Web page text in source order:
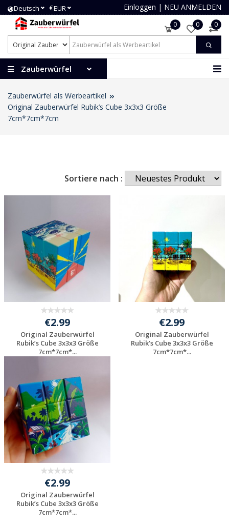
Deutsch €EUR Einloggen | NEU ANMELDEN
0 0 0
Zauberwürfel
Zauberwürfel als Werbeartikel
Original Zauberwürfel Rubik’s Cube 3x3x3 Größe
7cm*7cm*7cm
Sortiere nach :
€2.99
Original Zauberwürfel
Rubik’s Cube 3x3x3 Größe
7cm*7cm*...
€2.99
Original Zauberwürfel
Rubik’s Cube 3x3x3 Größe
7cm*7cm*...
€2.99
Original Zauberwürfel
Rubik’s Cube 3x3x3 Größe
7cm*7cm*...